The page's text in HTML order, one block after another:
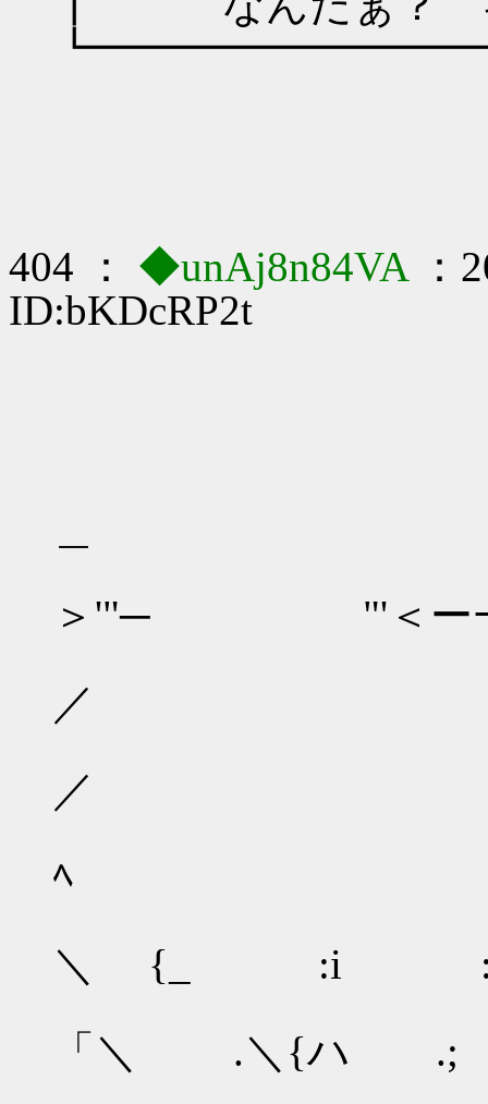
404 ： ◆unAj8n84VA
：
ID:bKDcRP2t
＞'"─ "'＜ー
／
／
ﾍ |
＼ {_ :i
「＼ .＼{